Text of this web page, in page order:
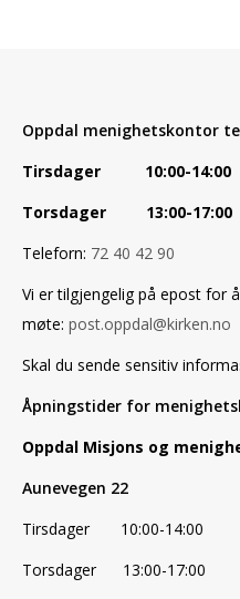
Oppdal menighetskontor
Tirsdager 10:00-14:00
Torsdager 13:00-17:00
Teleforn: 72 40 42 90
Vi er tilgjengelig på epost for
møte: post.oppdal@kirken.no
Skal du sende sensitiv
Åpningstider for
Oppdal Misjons og
Aunevegen 22
Tirsdager 10:00-14:00
Torsdager 13:00-17:00